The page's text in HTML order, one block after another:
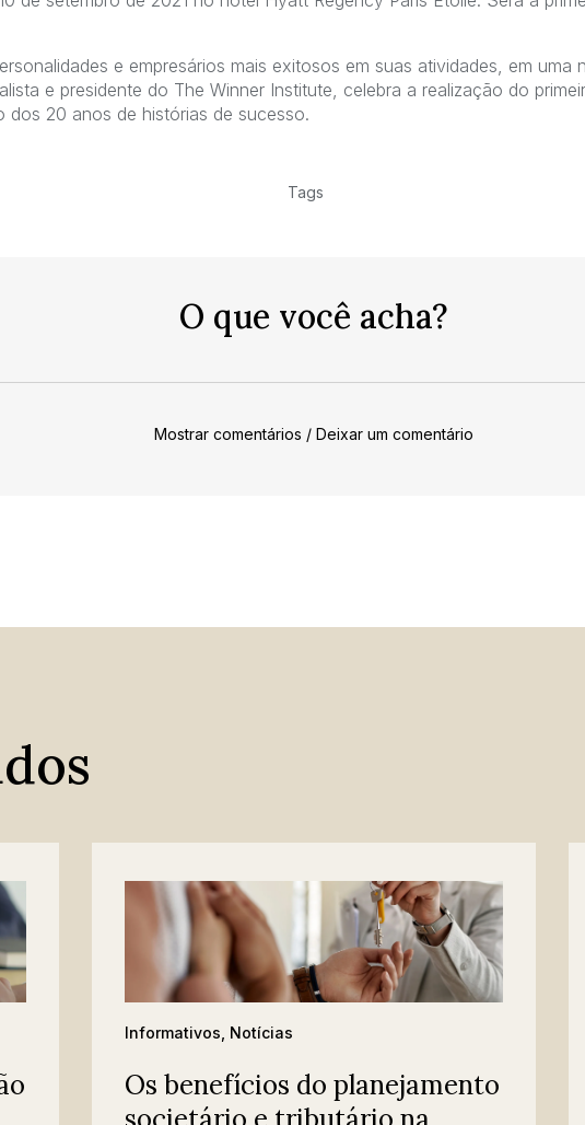
e empresários mais exitosos em suas atividades, em uma
e presidente do The Winner Institute, celebra a realização do
dos 20 anos de histórias de sucesso.
Tags
O que você acha?
Mostrar comentários / Deixar um comentário
Informativos Notícias
Os benefícios do planejamento